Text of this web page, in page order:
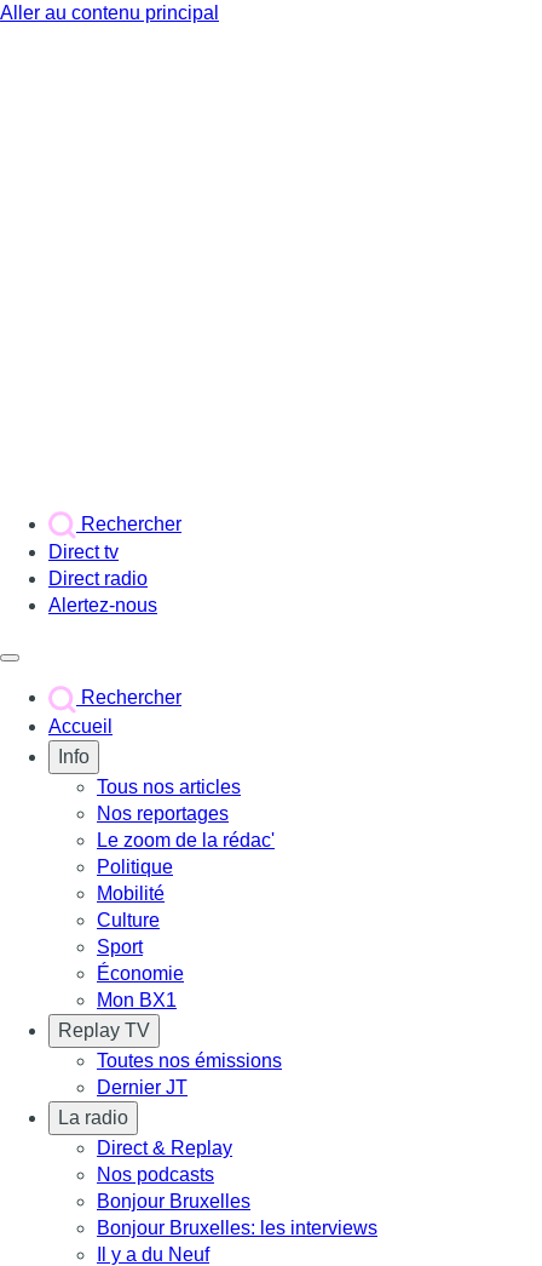
Aller au contenu principal
Rechercher
Direct tv
Direct radio
Alertez-nous
Rechercher
Accueil
Info
Tous nos articles
Nos reportages
Le zoom de la rédac'
Politique
Mobilité
Culture
Sport
Économie
Mon BX1
Replay TV
Toutes nos émissions
Dernier JT
La radio
Direct & Replay
Nos podcasts
Bonjour Bruxelles
Bonjour Bruxelles: les interviews
Il y a du Neuf